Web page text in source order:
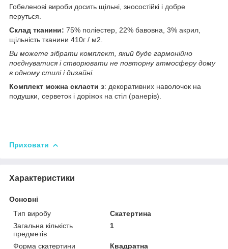
Гобеленові вироби досить щільні, зносостійкі і добре
перуться.
Склад тканини: 75% поліестер, 22% бавовна, 3% акрил,
щільність тканини 410г / м2.
Ви можете зібрати комплект, який буде гармонійно
поєднуватися і створювати не повторну атмосферу дому
в одному стилі і дизайні.
Комплект можна скласти з: декоративних наволочок на
подушки, серветок і доріжок на стіл (ранерів).
Приховати
Характеристики
Основні
Тип виробу
Скатертина
Загальна кількість
предметів
1
Форма скатертини
Квадратна